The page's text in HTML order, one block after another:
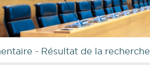
- Résultat de la recherche